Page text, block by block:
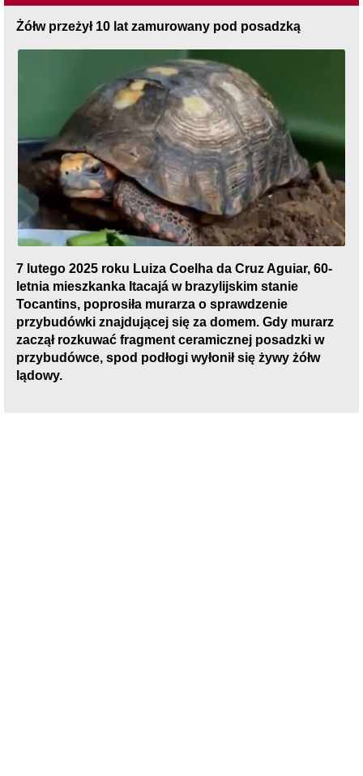
Żółw przeżył 10 lat zamurowany pod posadzką
7 lutego 2025 roku Luiza Coelha da Cruz Aguiar, 60-
letnia mieszkanka Itacajá w brazylijskim stanie
Tocantins, poprosiła murarza o sprawdzenie
przybudówki znajdującej się za domem. Gdy murarz
zaczął rozkuwać fragment ceramicznej posadzki w
przybudówce, spod podłogi wyłonił się żywy żółw
lądowy.